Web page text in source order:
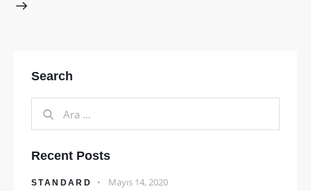
Search
Recent Posts
STANDARD Mayıs 14, 2020